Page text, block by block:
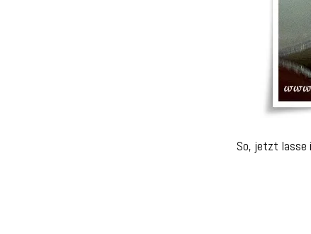
So, jetzt lasse